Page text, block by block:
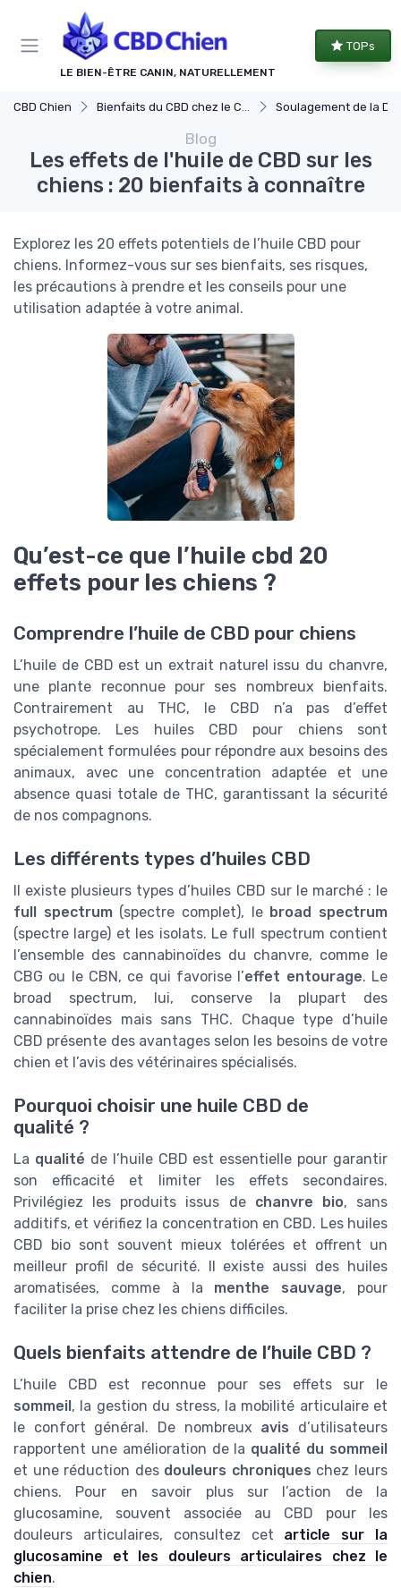
LE BIEN-ÊTRE CANIN, NATURELLEMENT
TOPs
CBD Chien Bienfaits du CBD chez le Chien Soulagement de la Douleur chez
Blog
Les effets de l'huile de CBD sur les
chiens : 20 bienfaits à connaître
Explorez les 20 effets potentiels de l’huile CBD pour
chiens. Informez-vous sur ses bienfaits, ses risques,
les précautions à prendre et les conseils pour une
utilisation adaptée à votre animal.
Qu’est-ce que l’huile cbd 20
effets pour les chiens ?
Comprendre l’huile de CBD pour chiens
L’huile de CBD est un extrait naturel issu du chanvre,
une plante reconnue pour ses nombreux bienfaits.
Contrairement au THC, le CBD n’a pas d’effet
psychotrope. Les huiles CBD pour chiens sont
spécialement formulées pour répondre aux besoins des
animaux, avec une concentration adaptée et une
absence quasi totale de THC, garantissant la sécurité
de nos compagnons.
Les différents types d’huiles CBD
Il existe plusieurs types d’huiles CBD sur le marché : le
full spectrum(spectre complet), le broad spectrum
(spectre large) et les isolats. Le full spectrum contient
l’ensemble des cannabinoïdes du chanvre, comme le
CBG ou le CBN, ce qui favorise l’effet entourage. Le
broad spectrum, lui, conserve la plupart des
cannabinoïdes mais sans THC. Chaque type d’huile
CBD présente des avantages selon les besoins de votre
chien et l’avis des vétérinaires spécialisés.
Pourquoi choisir une huile CBD de
qualité ?
La qualité de l’huile CBD est essentielle pour garantir
son efficacité et limiter les effets secondaires.
Privilégiez les produits issus de chanvre bio, sans
additifs, et vérifiez la concentration en CBD. Les huiles
CBD bio sont souvent mieux tolérées et offrent un
meilleur profil de sécurité. Il existe aussi des huiles
aromatisées, comme à la menthe sauvage, pour
faciliter la prise chez les chiens difficiles.
Quels bienfaits attendre de l’huile CBD ?
L’huile CBD est reconnue pour ses effets sur le
sommeil , la gestion du stress, la mobilité articulaire et
le confort général. De nombreux avis d’utilisateurs
rapportent une amélioration de la qualité du sommeil
et une réduction des douleurs chroniques chez leurs
chiens. Pour en savoir plus sur l’action de la
glucosamine, souvent associée au CBD pour les
douleurs articulaires, consultez cet article sur la
glucosamine et les douleurs articulaires chez le
chien.
Panneau de gestion des cookies